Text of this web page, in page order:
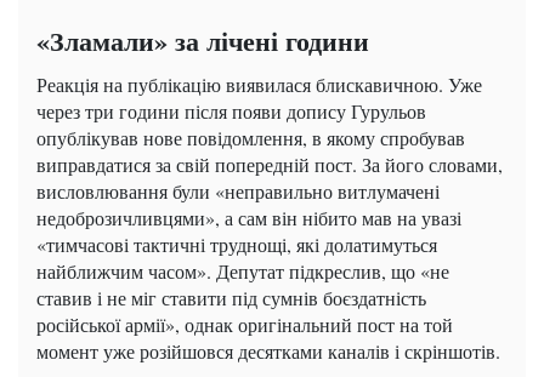
«Зламали» за лічені години
Реакція на публікацію виявилася блискавичною. Уже
через три години після появи допису Гурульов
опублікував нове повідомлення, в якому спробував
виправдатися за свій попередній пост. За його словами,
висловлювання були «неправильно витлумачені
недоброзичливцями», а сам він нібито мав на увазі
«тимчасові тактичні труднощі, які долатимуться
найближчим часом». Депутат підкреслив, що «не
ставив і не міг ставити під сумнів боєздатність
російської армії», однак оригінальний пост на той
момент уже розійшовся десятками каналів і скріншотів.